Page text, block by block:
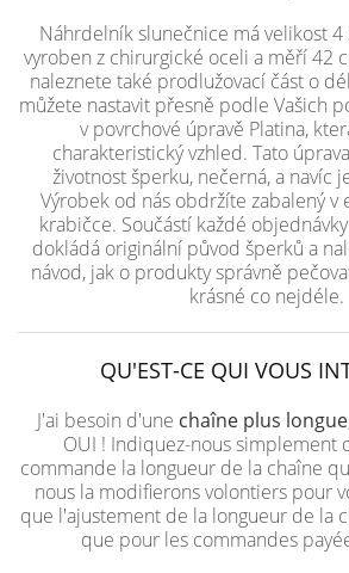
Náhrdelník slunečnice má velikost 4
vyroben z chirurgické oceli a měří 42
naleznete také prodlužovací část o
můžete nastavit přesně podle Vašich
v povrchové úpravě Platina,
charakteristický vzhled. Tato
životnost šperku, nečerná, a navíc
Výrobek od nás obdržíte zabalený v
krabičce. Součástí každé
dokládá originální původ šperků a
návod, jak o produkty správně
krásné co nejdéle.
QU'EST-CE QUI VOUS
J'ai besoin d'une chaîne plus longue
OUI ! Indiquez-nous simplement
commande la longueur de la chaîne
nous la modifierons volontiers pour
que l'ajustement de la longueur de la
que pour les commandes